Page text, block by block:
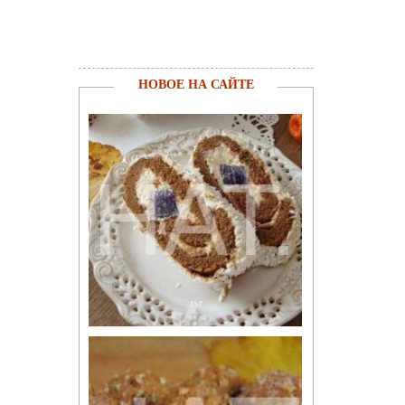
НОВОЕ НА САЙТЕ